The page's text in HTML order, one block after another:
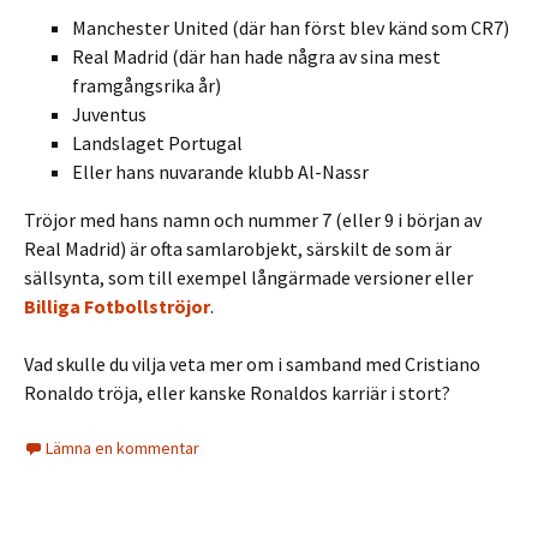
Manchester United (där han först blev känd som CR7)
Real Madrid (där han hade några av sina mest
framgångsrika år)
Juventus
Landslaget Portugal
Eller hans nuvarande klubb Al-Nassr
Tröjor med hans namn och nummer 7 (eller 9 i början av
Real Madrid) är ofta samlarobjekt, särskilt de som är
sällsynta, som till exempel långärmade versioner eller
Billiga Fotbollströjor.
Vad skulle du vilja veta mer om i samband med Cristiano
Ronaldo tröja, eller kanske Ronaldos karriär i stort?
Lämna en kommentar